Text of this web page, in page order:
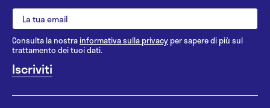
Consulta la nostrainformativa sulla privacy per sapere di più sul
trattamento dei tuoi dati.